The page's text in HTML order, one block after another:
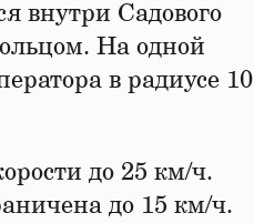
внутри Садового
На одной
в радиусе 10
до 25 км/ч.
до 15 км/ч.